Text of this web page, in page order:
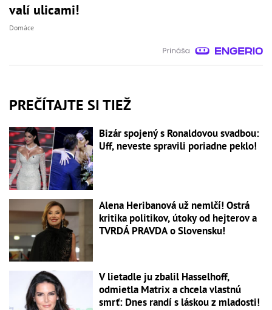
valí ulicami!
Domáce
PREČÍTAJTE SI TIEŽ
Bizár spojený s Ronaldovou svadbou:
Uff, neveste spravili poriadne peklo!
Alena Heribanová už nemlčí! Ostrá
kritika politikov, útoky od hejterov a
TVRDÁ PRAVDA o Slovensku!
V lietadle ju zbalil Hasselhoff,
odmietla Matrix a chcela vlastnú
smrť: Dnes randí s láskou z mladosti!